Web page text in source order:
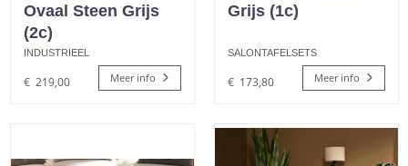
Ovaal Steen Grijs
(2c)
INDUSTRIEEL
€ 219,00 Meer info
Grijs (1c)
SALONTAFELSETS
€ 173,80 Meer info